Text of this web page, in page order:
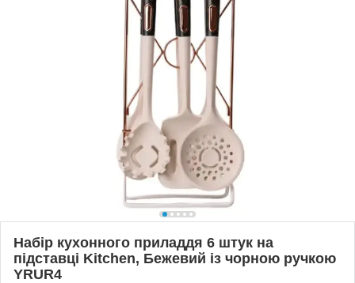
Набір кухонного приладдя 6 штук на
підставці Kitchen, Бежевий із чорною ручкою
YRUR4